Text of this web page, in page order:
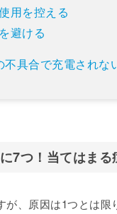
用を控える
避ける
具合で充電されな
7つ！当てはまる
、原因は1つとは限